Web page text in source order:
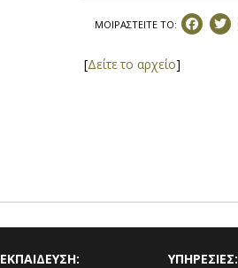
ΜΟΙΡΑΣΤEIΤΕ ΤΟ:
[Δείτε το αρχείο]
ΕΚΠΑΙΔΕΥΣΗ: ΥΠΗΡΕΣΙΕΣ: